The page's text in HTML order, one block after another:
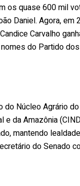
os quase 600 mil
Daniel. Agora, em
Carvalho
do Partido
do Núcleo Agrário
e da Amazônia
mantendo
do Senado